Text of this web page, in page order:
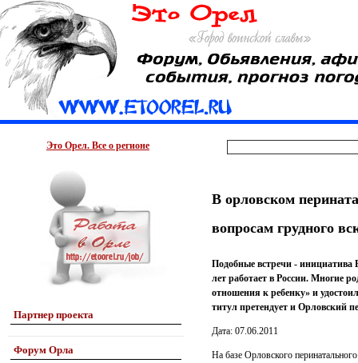
Это Орел. Все о регионе
Партнер проекта
Форум Орла
В орловском
вопросам грудного
Подобные встречи -
лет работает в России. Многие
отношения к ребенку» и
титул претендует и Орловский
Дата: 07.06.2011
На базе Орловского